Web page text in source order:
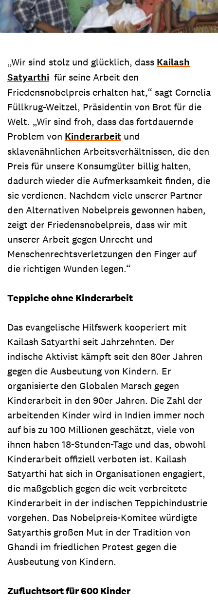
„Wir sind stolz und glücklich, dass Kailash
Satyarthi für seine Arbeit den
Friedensnobelpreis erhalten hat,“ sagt Cornelia
Füllkrug-Weitzel, Präsidentin von Brot für die
Welt. „Wir sind froh, dass das fortdauernde
Problem von Kinderarbeit und
sklavenähnlichen Arbeitsverhältnissen, die den
Preis für unsere Konsumgüter billig halten,
dadurch wieder die Aufmerksamkeit finden, die
sie verdienen. Nachdem viele unserer Partner
den Alternativen Nobelpreis gewonnen haben,
zeigt der Friedensnobelpreis, dass wir mit
unserer Arbeit gegen Unrecht und
Menschenrechtsverletzungen den Finger auf
die richtigen Wunden legen.“
Teppiche ohne Kinderarbeit
Das evangelische Hilfswerk kooperiert mit
Kailash Satyarthi seit Jahrzehnten. Der
indische Aktivist kämpft seit den 80er Jahren
gegen die Ausbeutung von Kindern. Er
organisierte den Globalen Marsch gegen
Kinderarbeit in den 90er Jahren. Die Zahl der
arbeitenden Kinder wird in Indien immer noch
auf bis zu 100 Millionen geschätzt, viele von
ihnen haben 18-Stunden-Tage und das, obwohl
Kinderarbeit offiziell verboten ist. Kailash
Satyarthi hat sich in Organisationen engagiert,
die maßgeblich gegen die weit verbreitete
Kinderarbeit in der indischen Teppichindustrie
vorgehen. Das Nobelpreis-Komitee würdigte
Satyarthis großen Mut in der Tradition von
Ghandi im friedlichen Protest gegen die
Ausbeutung von Kindern.
Zufluchtsort für 600 Kinder